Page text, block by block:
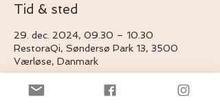
Tid & sted
29. dec. 2024, 09.30 – 10.30
RestoraQi, Søndersø Park 13, 3500
Værløse, Danmark